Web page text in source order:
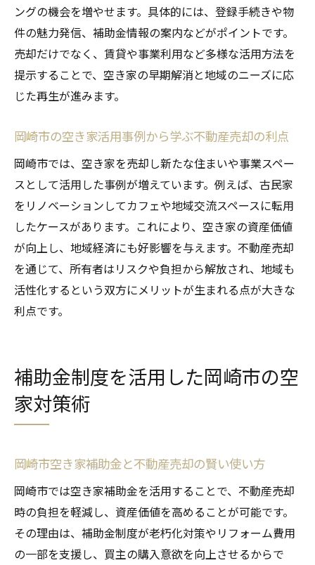
ングの機会を増やせます。具体的には、登録手続きや物
件の魅力発信、補助金情報の案内などがポイントです。
売却だけでなく、賃貸や事業利用など多様な活用方法を
提示することで、空き家の早期解消と地域のニーズに応
じた再生が進みます。
岡崎市の空き家活用事例から学ぶ不動産売却の利点
岡崎市では、空き家を売却し新たな住まいや事業スペー
スとして活用した事例が増えています。例えば、古民家
をリノベーションしてカフェや地域交流スペースに転用
したケースがあります。これにより、空き家の資産価値
が向上し、地域経済にも好影響を与えます。不動産売却
を通じて、所有者はリスクや負担から解放され、地域も
活性化するという双方にメリットが生まれる点が大きな
利点です。
補助金制度を活用した岡崎市の空
家対策術
岡崎市空き家補助金と不動産売却の賢い使い方
岡崎市では空き家補助金を活用することで、不動産売却
時の負担を軽減し、資産価値を高めることが可能です。
その理由は、補助金制度が老朽化対策やリフォーム費用
の一部を支援し、買主の購入意欲を向上させるからで